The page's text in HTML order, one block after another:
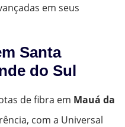
em seus
Santa
do Sul
de fibra em Mauá da
com a Universal